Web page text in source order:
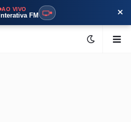
AO VIVO
Interativa FM ×